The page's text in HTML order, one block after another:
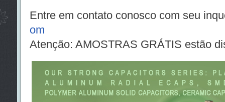
Entre em contato conosco com seu
om
Atenção: AMOSTRAS GRÁTIS estão